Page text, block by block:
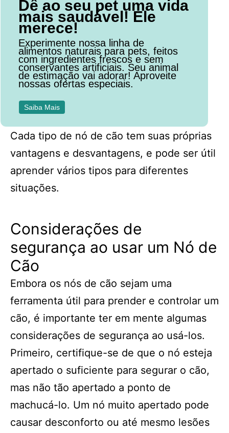
Dê ao seu pet uma vida
mais saudável! Ele
merece!
Experimente nossa linha de
alimentos naturais para pets, feitos
com ingredientes frescos e sem
conservantes artificiais. Seu animal
de estimação vai adorar! Aproveite
nossas ofertas especiais.
Saiba Mais
Cada tipo de nó de cão tem suas próprias
vantagens e desvantagens, e pode ser útil
aprender vários tipos para diferentes
situações.
Considerações de
segurança ao usar um Nó de
Cão
Embora os nós de cão sejam uma
ferramenta útil para prender e controlar um
cão, é importante ter em mente algumas
considerações de segurança ao usá-los.
Primeiro, certifique-se de que o nó esteja
apertado o suficiente para segurar o cão,
mas não tão apertado a ponto de
machucá-lo. Um nó muito apertado pode
causar desconforto ou até mesmo lesões